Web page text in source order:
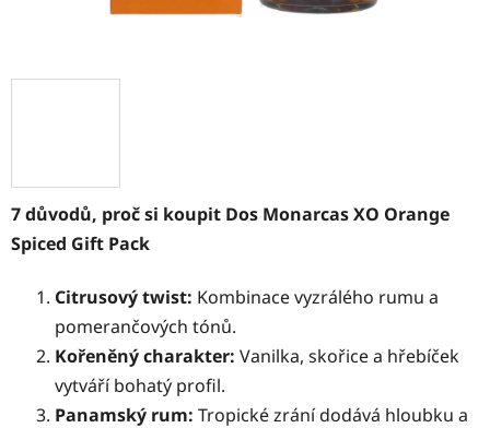
7 důvodů, proč si koupit Dos Monarcas XO Orange
Spiced Gift Pack
Citrusový twist: Kombinace vyzrálého rumu a
pomerančových tónů.
Kořeněný charakter: Vanilka, skořice a hřebíček
vytváří bohatý profil.
Panamský rum: Tropické zrání dodává hloubku a